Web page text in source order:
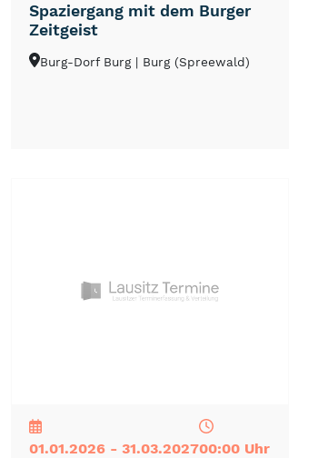
Spaziergang mit dem Burger
Zeitgeist
Burg-Dorf Burg | Burg (Spreewald)
01.01.2026 - 31.03.202700:00 Uhr